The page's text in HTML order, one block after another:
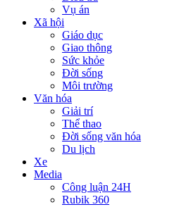
Vụ án
Xã hội
Giáo dục
Giao thông
Sức khỏe
Đời sống
Môi trường
Văn hóa
Giải trí
Thể thao
Đời sống văn hóa
Du lịch
Xe
Media
Công luận 24H
Rubik 360